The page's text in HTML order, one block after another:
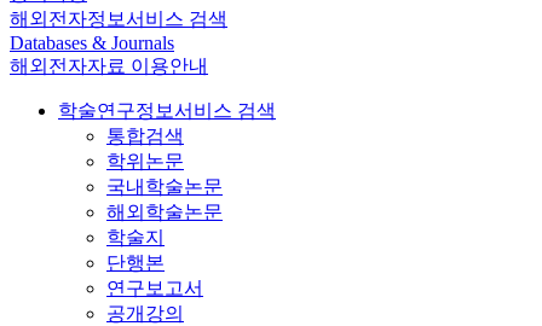
해외전자정보서비스 검색
Databases & Journals
해외전자자료 이용안내
학술연구정보서비스 검색
통합검색
학위논문
국내학술논문
해외학술논문
학술지
단행본
연구보고서
공개강의